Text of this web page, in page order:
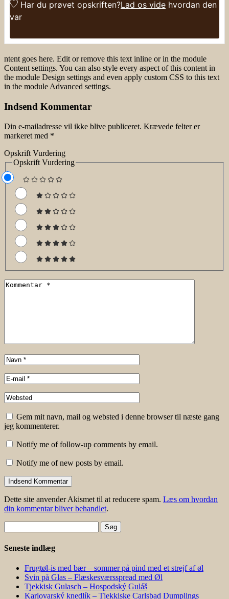
Har du prøvet opskriften?Lad os vide hvordan den
var
ntent goes here. Edit or remove this text inline or in the module
Content settings. You can also style every aspect of this content in
the module Design settings and even apply custom CSS to this text
in the module Advanced settings.
Indsend Kommentar
Din e-mailadresse vil ikke blive publiceret. Krævede felter er
markeret med *
Opskrift Vurdering
Opskrift Vurdering
Gem mit navn, mail og websted i denne browser til næste gang
jeg kommenterer.
Notify me of follow-up comments by email.
Notify me of new posts by email.
Dette site anvender Akismet til at reducere spam. Læs om hvordan
din kommentar bliver behandlet.
efter:
Seneste indlæg
Frugtøl-is med bær – sommer på pind med et strejf af øl
Svin på Glas – Flæskesværsspread med Øl
Tjekkisk Gulasch – Hospodský Guláš
Karlovarský knedlík – Tjekkiske Carlsbad Dumplings